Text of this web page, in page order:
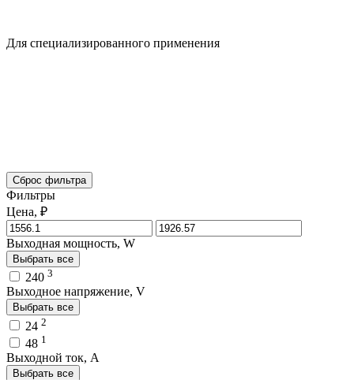
Для специализированного применения
Сброс фильтра
Фильтры
Цена, ₽
Выходная мощность, W
Выбрать все
240 3
Выходное напряжение, V
Выбрать все
24 2
48 1
Выходной ток, A
Выбрать все